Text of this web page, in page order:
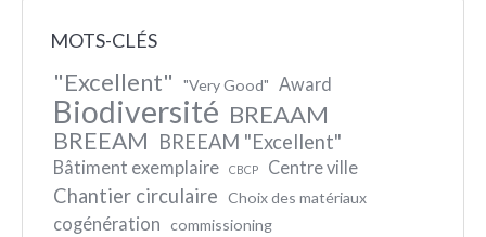
MOTS-CLÉS
"Excellent" "Very Good" Award
Biodiversité BREAAM
BREEAM BREEAM "Excellent"
Bâtiment exemplaire CBCP Centre ville
Chantier circulaire Choix des matériaux
cogénération commissioning